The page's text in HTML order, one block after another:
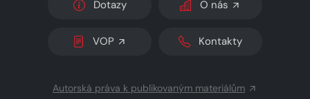
Dotazy O nás
VOP Kontakty
Autorská práva k publikovaným materiálům